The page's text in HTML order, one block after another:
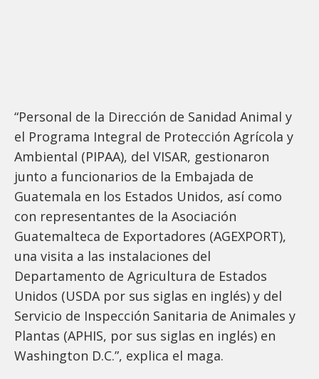
“Personal de la Dirección de Sanidad Animal y
el Programa Integral de Protección Agrícola y
Ambiental (PIPAA), del VISAR, gestionaron
junto a funcionarios de la Embajada de
Guatemala en los Estados Unidos, así como
con representantes de la Asociación
Guatemalteca de Exportadores (AGEXPORT),
una visita a las instalaciones del
Departamento de Agricultura de Estados
Unidos (USDA por sus siglas en inglés) y del
Servicio de Inspección Sanitaria de Animales y
Plantas (APHIS, por sus siglas en inglés) en
Washington D.C.”, explica el maga.